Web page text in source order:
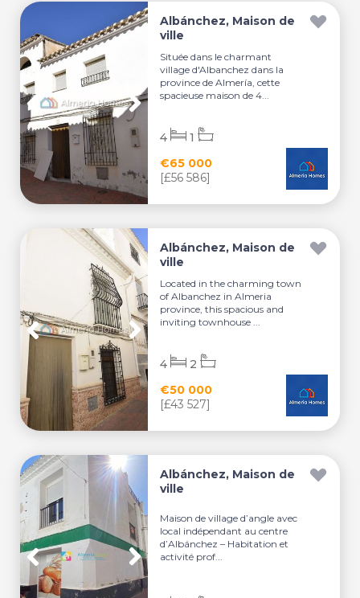
Albánchez, Maison de
ville
Située dans le charmant
village d'Albanchez dans la
province de Almería, cette
spacieuse maison de 4...
€65 000
[£56 586]
4 1
Albánchez, Maison de
ville
Located in the charming town
of Albanchez in Almeria
province, this spacious and
inviting townhouse ...
€50 000
[£43 527]
4 2
Albánchez, Maison de
ville
Maison de village d’angle avec
local indépendant au centre
d’Albánchez – Habitation et
activité prof...